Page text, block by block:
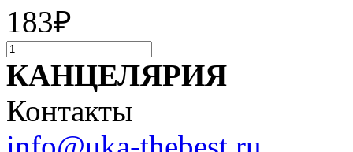
183₽
КАНЦЕЛЯРИЯ
Контакты